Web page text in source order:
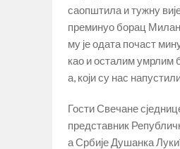
саопштила и тужну
преминуо борац
му је одата почаст
као и осталим
а, који су нас
Гости Свечане
представник
а Србије Душанка